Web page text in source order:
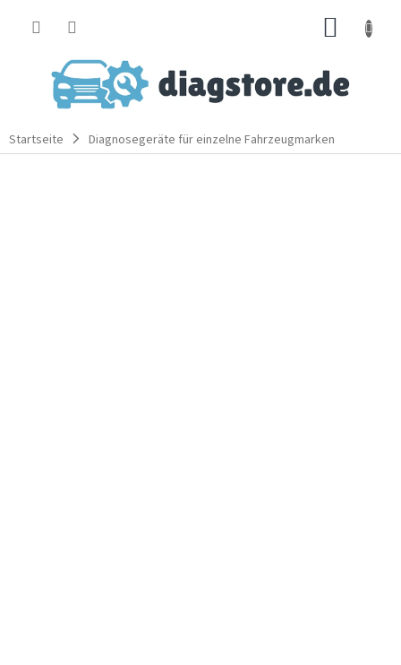
Startseite Diagnosegeräte für einzelne Fahrzeugmarken